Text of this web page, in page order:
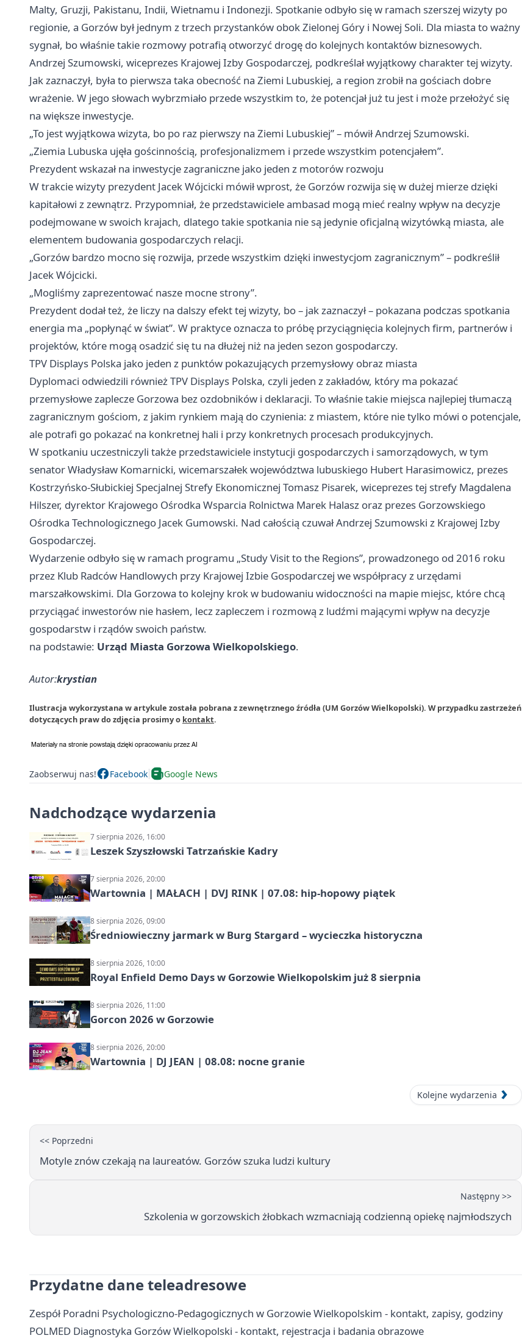
Malty, Gruzji, Pakistanu, Indii, Wietnamu i Indonezji. Spotkanie odbyło się w ramach szerszej wizyty po
regionie, a Gorzów był jednym z trzech przystanków obokZielonej Góry i Nowej Soli. Dla miasta to ważny
sygnał, bo właśnie takie rozmowy potrafią otworzyć drogę do kolejnych kontaktów biznesowych.
Andrzej Szumowski, wiceprezes Krajowej Izby Gospodarczej, podkreślał wyjątkowy charakter tej wizyty.
Jak zaznaczył, była to pierwsza taka obecność na Ziemi Lubuskiej, a region zrobił na gościach dobre
wrażenie. W jego słowach wybrzmiało przede wszystkim to, że potencjał już tu jest i może przełożyć się
na większe inwestycje.
„To jest wyjątkowa wizyta, bo po raz pierwszy na Ziemi Lubuskiej” – mówił Andrzej Szumowski.
„Ziemia Lubuska ujęła gościnnością, profesjonalizmem i przede wszystkim potencjałem”.
Prezydent wskazał na inwestycje zagraniczne jako jeden z motorów rozwoju
W trakcie wizyty prezydent Jacek Wójcicki mówił wprost, że Gorzów rozwija się w dużej mierze dzięki
kapitałowi z zewnątrz. Przypomniał, że przedstawiciele ambasad mogą mieć realny wpływ na decyzje
podejmowane w swoich krajach, dlatego takie spotkania nie są jedynie oficjalną wizytówką miasta, ale
elementem budowania gospodarczych relacji.
„Gorzów bardzo mocno się rozwija, przede wszystkim dzięki inwestycjom zagranicznym” – podkreślił
Jacek Wójcicki.
„Mogliśmy zaprezentować nasze mocne strony”.
Prezydent dodał też, że liczy na dalszy efekt tej wizyty, bo – jak zaznaczył – pokazana podczas spotkania
energia ma „popłynąć w świat”. W praktyce oznacza to próbę przyciągnięcia kolejnych firm, partnerów i
projektów, które mogą osadzić się tu na dłużej niż na jeden sezon gospodarczy.
TPV Displays Polska jako jeden z punktów pokazujących przemysłowy obraz miasta
Dyplomaci odwiedzili również TPV Displays Polska, czyli jeden z zakładów, który ma pokazać
przemysłowe zaplecze Gorzowa bez ozdobników i deklaracji. To właśnie takie miejsca najlepiej tłumaczą
zagranicznym gościom, z jakim rynkiem mają do czynienia: z miastem, które nie tylko mówi o potencjale,
ale potrafi go pokazać na konkretnej hali i przy konkretnych procesach produkcyjnych.
W spotkaniu uczestniczyli także przedstawiciele instytucji gospodarczych i samorządowych, w tym
senator Władysław Komarnicki, wicemarszałek województwa lubuskiego Hubert Harasimowicz, prezes
Kostrzyńsko-Słubickiej Specjalnej Strefy Ekonomicznej Tomasz Pisarek, wiceprezes tej strefy Magdalena
Hilszer, dyrektor Krajowego Ośrodka Wsparcia Rolnictwa Marek Halasz oraz prezes Gorzowskiego
Ośrodka Technologicznego Jacek Gumowski. Nad całością czuwał Andrzej Szumowski z Krajowej Izby
Gospodarczej.
Wydarzenie odbyło się w ramach programu „Study Visit to the Regions”, prowadzonego od 2016 roku
przez Klub Radców Handlowych przy Krajowej Izbie Gospodarczej we współpracy z urzędami
marszałkowskimi. Dla Gorzowa to kolejny krok w budowaniu widoczności na mapie miejsc, które chcą
przyciągać inwestorów nie hasłem, lecz zapleczem i rozmową z ludźmi mającymi wpływ na decyzje
gospodarstw i rządów swoich państw.
na podstawie: Urząd Miasta Gorzowa Wielkopolskiego.
Autor:krystian
Ilustracja wykorzystana w artykule została pobrana z zewnętrznego źródła (UM Gorzów Wielkopolski). W przypadku zastrzeżeń
dotyczących praw do zdjęcia prosimy o kontakt.
Zaobserwuj nas! Facebook Google News
Nadchodzące wydarzenia
7 sierpnia 2026, 16:00
Leszek Szyszłowski Tatrzańskie Kadry
7 sierpnia 2026, 20:00
Wartownia | MAŁACH | DVJ RINK | 07.08: hip-hopowy piątek
8 sierpnia 2026, 09:00
Średniowieczny jarmark w Burg Stargard – wycieczka historyczna
8 sierpnia 2026, 10:00
Royal Enfield Demo Days w Gorzowie Wielkopolskim już 8 sierpnia
8 sierpnia 2026, 11:00
Gorcon 2026 w Gorzowie
8 sierpnia 2026, 20:00
Wartownia | DJ JEAN | 08.08: nocne granie
Kolejne wydarzenia
<< Poprzedni
Motyle znów czekają na laureatów. Gorzów szuka ludzi kultury
Następny >>
Szkolenia w gorzowskich żłobkach wzmacniają codzienną opiekę najmłodszych
Przydatne dane teleadresowe
Zespół Poradni Psychologiczno-Pedagogicznych w Gorzowie Wielkopolskim - kontakt, zapisy, godziny
POLMED Diagnostyka Gorzów Wielkopolski - kontakt, rejestracja i badania obrazowe